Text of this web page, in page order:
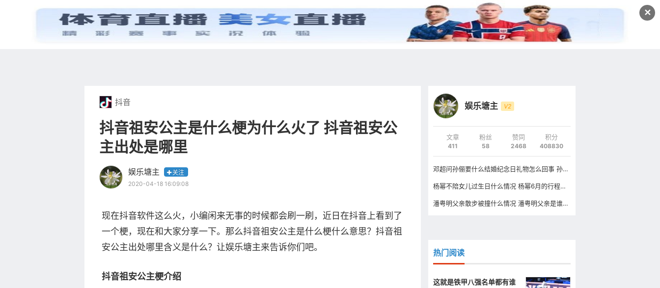
✕
首页 电视剧 综艺 抖音 更多 发文 登录 注册
抖音
抖音祖安公主是什么梗为什么火了 抖音祖安公
主出处是哪里
娱乐塘主
关注
2020-04-18 16:09:08
现在抖音软件这么火，小编闲来无事的时候都会刷一刷，近日在抖音上看到了
一个梗，现在和大家分享一下。那么抖音祖安公主是什么梗什么意思？抖音祖
安公主出处哪里含义是什么？让娱乐塘主来告诉你们吧。
抖音祖安公主梗介绍
娱乐塘主 V2
文章
411
粉丝
58
赞同
2468
积分
408830
邓超问孙俪要什么结婚纪念日礼物怎么回事 孙俪回复邓超说了什么
杨幂不陪女儿过生日什么情况 杨幂6月的行程是什么
潘粤明父亲散步被撞什么情况 潘粤明父亲是谁长什么样
热门阅读
这就是铁甲八强名单都有谁